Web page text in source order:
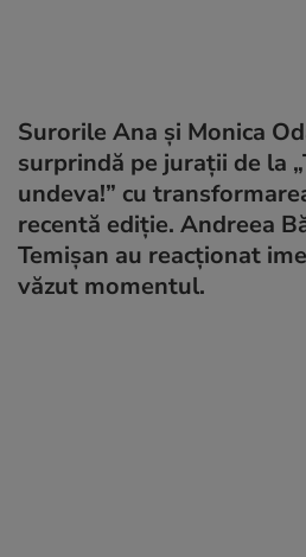
Surorile Ana și Monica
surprindă pe jurații de la
undeva!” cu
recentă ediție. Andreea
Temișan au reacționat
văzut momentul.